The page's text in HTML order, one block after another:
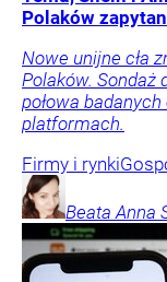
Polaków
Nowe unijne cła
Polaków. Sondaż
połowa
platformach.
Firmy i rynki
Beata Anna